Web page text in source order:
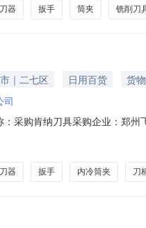
器 扳手 筒夹 铣削刀
｜二七区 日用百货
货物
司
采购肯纳刀具采购企业：郑
河南省郑州市二七区南三环中
器 扳手 内冷筒夹 刀